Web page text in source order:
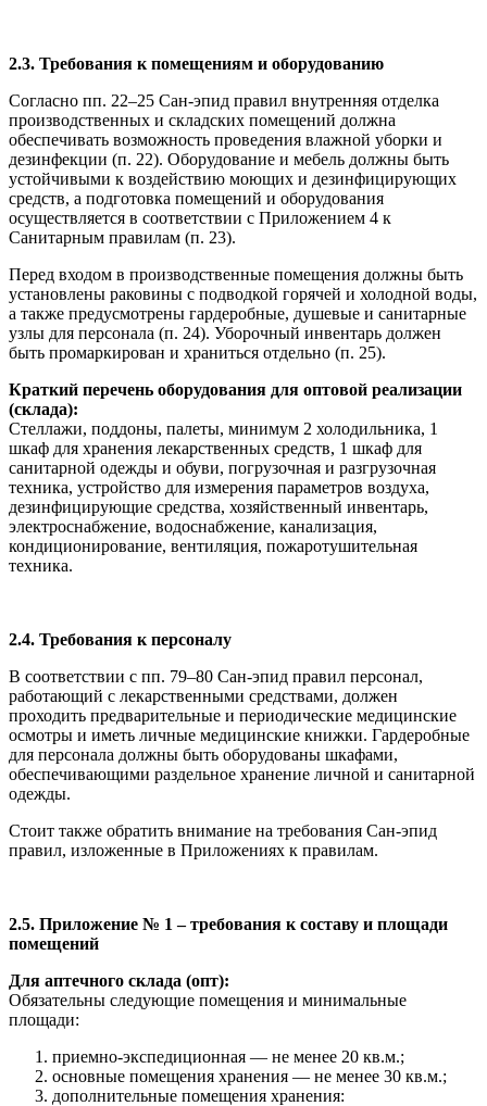
2.3. Требования к помещениям и оборудованию
Согласно пп. 22–25 Сан-эпид правил внутренняя отделка
производственных и складских помещений должна
обеспечивать возможность проведения влажной уборки и
дезинфекции (п. 22). Оборудование и мебель должны быть
устойчивыми к воздействию моющих и дезинфицирующих
средств, а подготовка помещений и оборудования
осуществляется в соответствии с Приложением 4 к
Санитарным правилам (п. 23).
Перед входом в производственные помещения должны быть
установлены раковины с подводкой горячей и холодной воды,
а также предусмотрены гардеробные, душевые и санитарные
узлы для персонала (п. 24). Уборочный инвентарь должен
быть промаркирован и храниться отдельно (п. 25).
Краткий перечень оборудования для оптовой реализации
(склада):
Стеллажи, поддоны, палеты, минимум 2 холодильника, 1
шкаф для хранения лекарственных средств, 1 шкаф для
санитарной одежды и обуви, погрузочная и разгрузочная
техника, устройство для измерения параметров воздуха,
дезинфицирующие средства, хозяйственный инвентарь,
электроснабжение, водоснабжение, канализация,
кондиционирование, вентиляция, пожаротушительная
техника.
2.4. Требования к персоналу
В соответствии с пп. 79–80 Сан-эпид правил персонал,
работающий с лекарственными средствами, должен
проходить предварительные и периодические медицинские
осмотры и иметь личные медицинские книжки. Гардеробные
для персонала должны быть оборудованы шкафами,
обеспечивающими раздельное хранение личной и санитарной
одежды.
Стоит также обратить внимание на требования Сан-эпид
правил, изложенные в Приложениях к правилам.
2.5. Приложение № 1 – требования к составу и площади
помещений
Для аптечного склада (опт):
Обязательны следующие помещения и минимальные
площади:
приемно-экспедиционная — не менее 20 кв.м.;
основные помещения хранения — не менее 30 кв.м.;
дополнительные помещения хранения: